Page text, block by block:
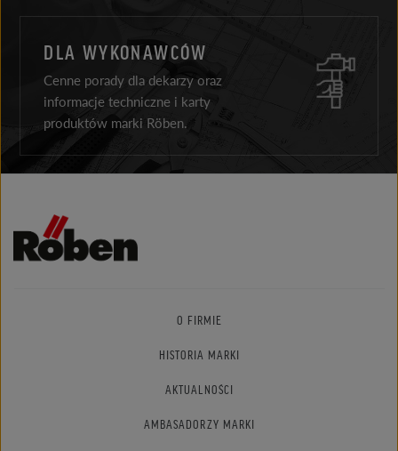
DLA WYKONAWCÓW
Cenne porady dla dekarzy oraz
informacje techniczne i karty
produktów marki Röben.
O FIRMIE
HISTORIA MARKI
AKTUALNOŚCI
AMBASADORZY MARKI